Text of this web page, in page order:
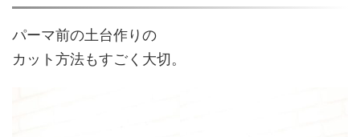
パーマ前の土台作りの
カット方法もすごく大切。